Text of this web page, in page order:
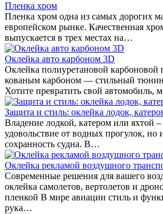
Пленка хром
Пленка хром одна из самых дорогих
европейском рынке. Качественная
выпускается в трех местах на…
Оклейка авто карбоном 3D
Оклейка полиуретановой
кованым карбоном — стильный
Хотите превратить свой автомобиль,
Защита и стиль: оклейка лодок,
Владение лодкой, катером или яхтой –
удовольствие от водных прогулок, но
сохранность судна. В…
Оклейка рекламой воздушного
Современные решения для вашего
оклейка самолетов, вертолетов и
пленкой В мире авиации стиль и
рука…